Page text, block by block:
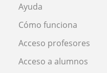
Ayuda
Cómo funciona
Acceso profesores
Acceso a alumnos